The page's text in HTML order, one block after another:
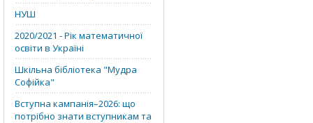
НУШ
2020/2021 - Рік математичної
освіти в Україні
Шкільна бібліотека "Мудра
Софійка"
Вступна кампанія–2026: що
потрібно знати вступникам та